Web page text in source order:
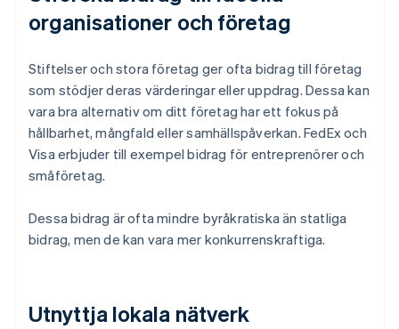
organisationer och företag
Stiftelser och stora företag ger ofta bidrag till företag
som stödjer deras värderingar eller uppdrag. Dessa kan
vara bra alternativ om ditt företag har ett fokus på
hållbarhet, mångfald eller samhällspåverkan. FedEx och
Visa erbjuder till exempel bidrag för entreprenörer och
småföretag.
Dessa bidrag är ofta mindre byråkratiska än statliga
bidrag, men de kan vara mer konkurrenskraftiga.
Utnyttja lokala nätverk